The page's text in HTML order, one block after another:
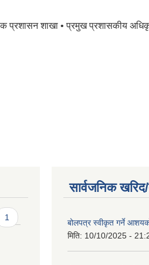
प्रशासन शाखा • प्रमुख प्रशासकीय
1
सार्वजनिक
बोलपत्र स्वीकृत गर्ने
मिति: 10/10/2025 -